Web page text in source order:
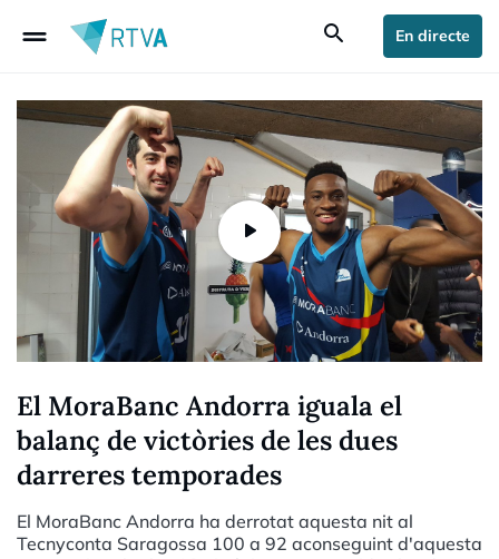
drag_handle search En directe
El MoraBanc Andorra iguala el
balanç de victòries de les dues
darreres temporades
El MoraBanc Andorra ha derrotat aquesta nit al
Tecnyconta Saragossa 100 a 92 aconseguint d'aquesta